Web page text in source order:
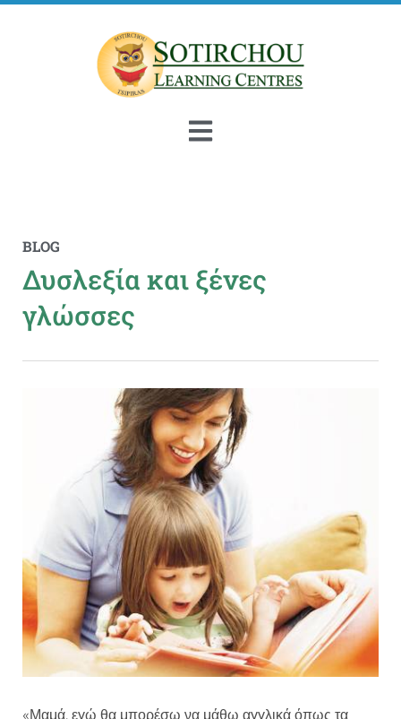
BLOG
Δυσλεξία και ξένες
γλώσσες
«Μαμά, εγώ θα μπορέσω να μάθω αγγλικά όπως τα